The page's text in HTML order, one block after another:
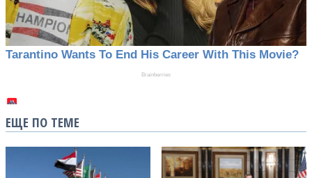
ЕЩЕ ПО ТЕМЕ